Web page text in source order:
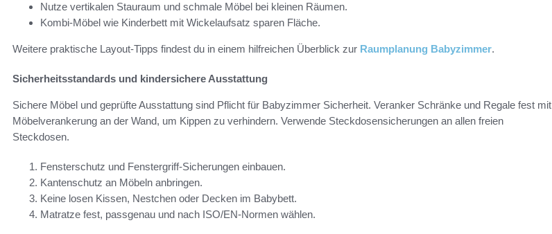
Nutze vertikalen Stauraum und schmale Möbel bei kleinen Räumen.
Kombi-Möbel wie Kinderbett mit Wickelaufsatz sparen Fläche.
Weitere praktische Layout-Tipps findest du in einem hilfreichen Überblick zur Raumplanung Babyzimmer.
Sicherheitsstandards und kindersichere Ausstattung
Sichere Möbel und geprüfte Ausstattung sind Pflicht für Babyzimmer Sicherheit. Veranker Schränke und Regale fest mit
Möbelverankerung an der Wand, um Kippen zu verhindern. Verwende Steckdosensicherungen an allen freien
Steckdosen.
Fensterschutz und Fenstergriff-Sicherungen einbauen.
Kantenschutz an Möbeln anbringen.
Keine losen Kissen, Nestchen oder Decken im Babybett.
Matratze fest, passgenau und nach ISO/EN-Normen wählen.